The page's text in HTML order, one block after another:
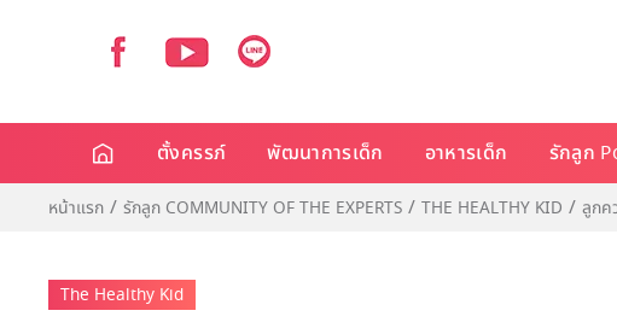
ตั้งครรภ์ พัฒนาการเด็ก อาหารเด็ก รักลูก
หน้าแรก รักลูก COMMUNITY OF THE EXPERTS THE HEALTHY KID ลูกค
The Healthy Kid